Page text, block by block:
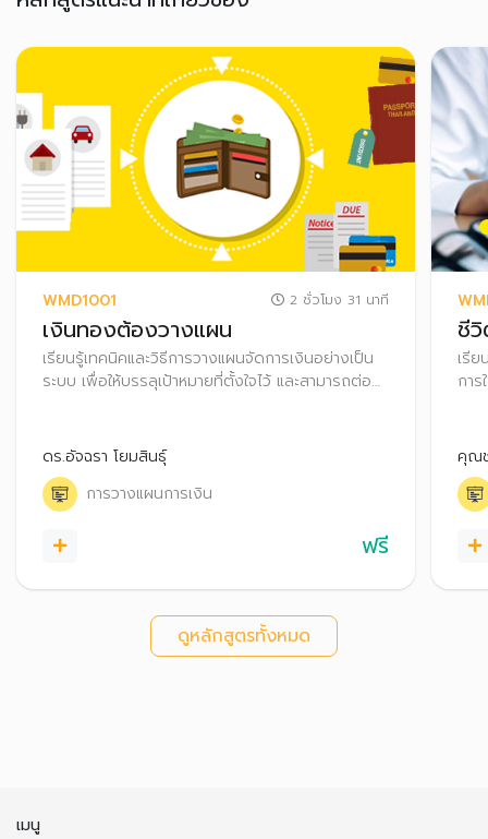
WMD1001 2 ชั่วโมง 31 นาที
เงินทองต้องวางแผน
เรียนรู้เทคนิคและวิธีการวางแผนจัดการเงินอย่างเป็น
ระบบ เพื่อให้บรรลุเป้าหมายที่ตั้งใจไว้ และสามารถต่อย
ดร.อัจฉรา โยมสินธุ์
การวางแผนการเงิน
ฟรี
ชี
เรีย
การ
คุณ
ดูหลักสูตรทั้งหมด
เมนู